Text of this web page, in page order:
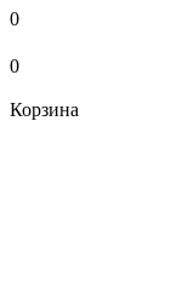
0
0
Корзина